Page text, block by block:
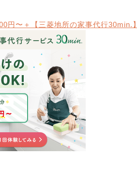
円〜＋【三菱地所の家事代行30min.】